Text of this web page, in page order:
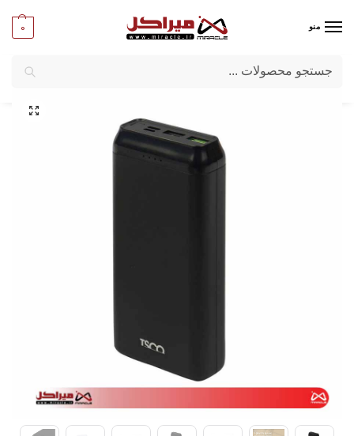
منو 0
میراکل/کامپیوتر/قطعات جانبی